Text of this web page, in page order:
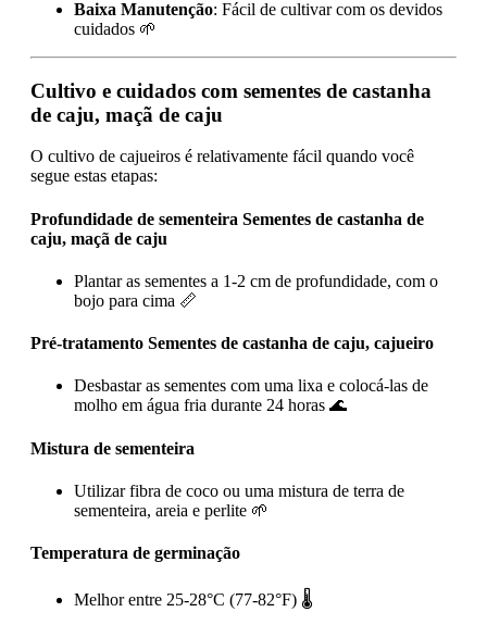
Baixa Manutenção: Fácil de cultivar com os devidos
cuidados 🌱
Cultivo e cuidados com sementes de castanha
de caju, maçã de caju
O cultivo de cajueiros é relativamente fácil quando você
segue estas etapas:
Profundidade de sementeira Sementes de castanha de
caju, maçã de caju
Plantar as sementes a 1-2 cm de profundidade, com o
bojo para cima 📏
Pré-tratamento Sementes de castanha de caju, cajueiro
Desbastar as sementes com uma lixa e colocá-las de
molho em água fria durante 24 horas 🌊
Mistura de sementeira
Utilizar fibra de coco ou uma mistura de terra de
sementeira, areia e perlite 🌱
Temperatura de germinação
Melhor entre 25-28°C (77-82°F) 🌡️